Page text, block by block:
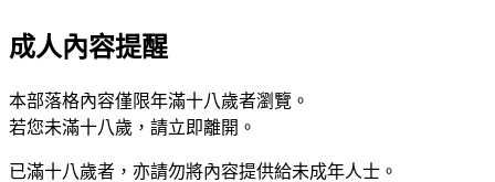
成人內容提醒
本部落格內容僅限年滿十八歲者瀏覽。
若您未滿十八歲，請立即離開。
已滿十八歲者，亦請勿將內容提供給未成年人士。